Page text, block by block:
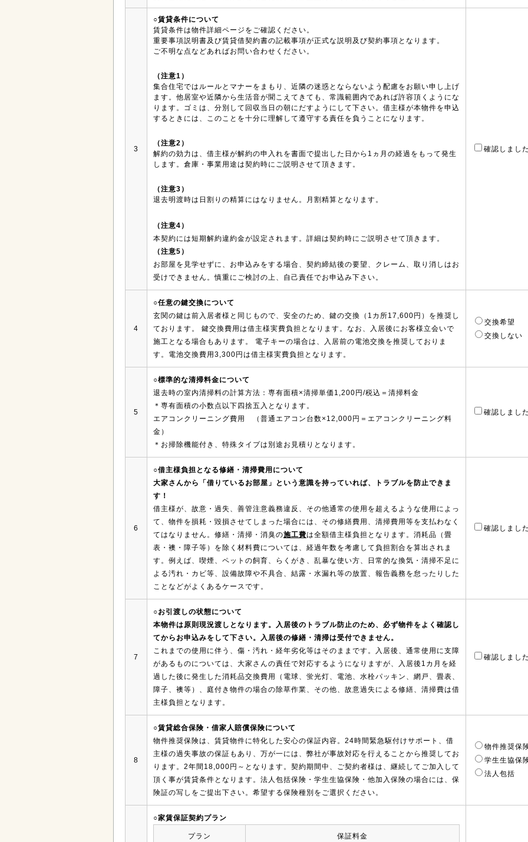
3
○賃貸条件について
賃貸条件は物件詳細ページをご確認ください。
重要事項説明書及び賃貸借契約書の記載事項が正式な説明及び契約事項となります。
ご不明な点などあればお問い合わせください。
（注意1）
集合住宅ではルールとマナーをまもり、近隣の迷惑とならないよう配慮をお願い申し上げ
ます。他居室や近隣から生活音が聞こえてきても、常識範囲内であれば許容頂くようにな
ります。ゴミは、分別して回収当日の朝にだすようにして下さい。借主様が本物件を申込
するときには、このことを十分に理解して遵守する責任を負うことになります。
（注意2）
解約の効力は、借主様が解約の申入れを書面で提出した日から1ヵ月の経過をもって発生
します。倉庫・事業用途は契約時にご説明させて頂きます。
（注意3）
退去明渡時は日割りの精算にはなりません。月割精算となります。
（注意4）
本契約には短期解約違約金が設定されます。詳細は契約時にご説明させて頂きます。
（注意5）
お部屋を見学せずに、お申込みをする場合、契約締結後の要望、クレーム、取り消しはお
受けできません。慎重にご検討の上、自己責任でお申込み下さい。
確認しまし
4
○任意の鍵交換について
玄関の鍵は前入居者様と同じもので、安全のため、鍵の交換（1カ所17,600円）を推奨し
ております。 鍵交換費用は借主様実費負担となります。なお、入居後にお客様立会いで
施工となる場合もあります。 電子キーの場合は、入居前の電池交換を推奨しておりま
す。電池交換費用3,300円は借主様実費負担となります。
交換希望
交換しない
5
○標準的な清掃料金について
退去時の室内清掃料の計算方法：専有面積×清掃単価1,200円/税込＝清掃料金
＊専有面積の小数点以下四捨五入となります。
エアコンクリーニング費用 （普通エアコン台数×12,000円＝エアコンクリーニング料
金）
＊お掃除機能付き、特殊タイプは別途お見積りとなります。
確認しまし
6
○借主様負担となる修繕・清掃費用について
大家さんから「借りているお部屋」という意識を持っていれば、トラブルを防止できま
す！
借主様が、故意・過失、善管注意義務違反、その他通常の使用を超えるような使用によっ
て、物件を損耗・毀損させてしまった場合には、その修繕費用、清掃費用等を支払わなく
てはなりません。修繕・清掃・消臭の施工費は全額借主様負担となります。消耗品（畳
表・襖・障子等）を除く材料費については、経過年数を考慮して負担割合を算出されま
す。例えば、喫煙、ペットの飼育、らくがき、乱暴な使い方、日常的な換気・清掃不足に
よる汚れ・カビ等、設備故障や不具合、結露・水漏れ等の放置、報告義務を怠ったりした
ことなどがよくあるケースです。
確認しまし
7
○お引渡しの状態について
本物件は原則現況渡しとなります。入居後のトラブル防止のため、必ず物件をよく確認し
てからお申込みをして下さい。入居後の修繕・清掃は受付できません。
これまでの使用に伴う、傷・汚れ・経年劣化等はそのままです。入居後、通常使用に支障
があるものについては、大家さんの責任で対応するようになりますが、入居後1カ月を経
過した後に発生した消耗品交換費用（電球、蛍光灯、電池、水栓パッキン、網戸、畳表、
障子、襖等）、庭付き物件の場合の除草作業、その他、故意過失による修繕、清掃費は借
主様負担となります。
確認しまし
8
○賃貸総合保険・借家人賠償保険について
物件推奨保険は、賃貸物件に特化した安心の保証内容。24時間緊急駆付けサポート、借
主様の過失事故の保証もあり、万が一には、弊社が事故対応を行えることから推奨してお
ります。2年間18,000円～となります。契約期間中、ご契約者様は、継続してご加入して
頂く事が賃貸条件となります。法人包括保険・学生生協保険・他加入保険の場合には、保
険証の写しをご提出下さい。希望する保険種別をご選択ください。
物件推奨保
学生生協保
法人包括
○家賃保証契約プラン
プラン 保証料金